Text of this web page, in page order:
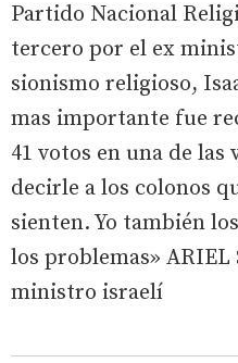
Partido Nacional
tercero por el ex
sionismo religioso,
mas importante fue
41 votos en una de las
decirle a los colonos
sienten. Yo también
los problemas» ARIEL
ministro israelí